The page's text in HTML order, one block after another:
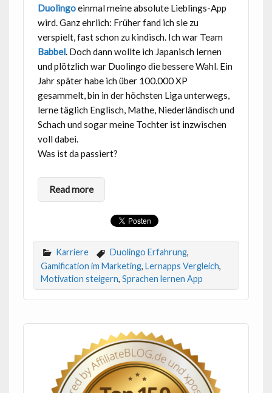
Duolingoeinmal meine absolute Lieblings-App
wird. Ganz ehrlich: Früher fand ich sie zu
verspielt, fast schon zu kindisch. Ich war Team
Babbel. Doch dann wollte ich Japanisch lernen
und plötzlich war Duolingo die bessere Wahl. Ein
Jahr später habe ich über 100.000 XP
gesammelt, bin in der höchsten Liga unterwegs,
lerne täglich Englisch, Mathe, Niederländisch und
Schach und sogar meine Tochter ist inzwischen
voll dabei.
Was ist da passiert?
Read more
Karriere Duolingo Erfahrung,
Gamification im Marketing, Lernapps Vergleich,
Motivation steigern, Sprachen lernen App